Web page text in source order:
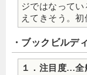
ジではなって
えてきそう。初
・ブックビルデ
１．注目度…全